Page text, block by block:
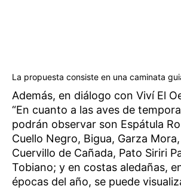
La propuesta consiste en una caminata
Además, en diálogo con Viví El
“En cuanto a las aves de
podrán observar son Espátula
Cuello Negro, Bigua, Garza
Cuervillo de Cañada, Pato Siriri
Tobiano; y en costas aledañas,
épocas del año, se puede